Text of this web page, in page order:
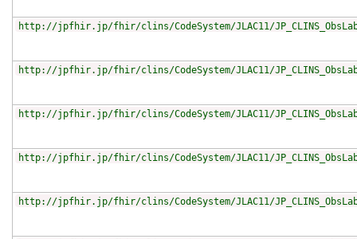
http://jpfhir.jp/fhir/clins/CodeSystem/JLAC11/
http://jpfhir.jp/fhir/clins/CodeSystem/JLAC11/
http://jpfhir.jp/fhir/clins/CodeSystem/JLAC11/
http://jpfhir.jp/fhir/clins/CodeSystem/JLAC11/
http://jpfhir.jp/fhir/clins/CodeSystem/JLAC11/